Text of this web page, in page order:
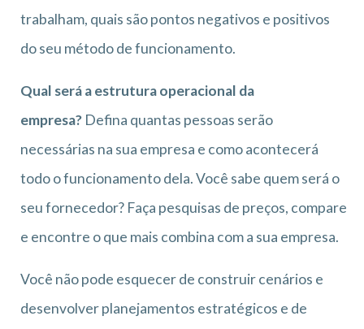
trabalham, quais são pontos negativos e positivos
do seu método de funcionamento.
Qual será a estrutura operacional da
empresa? Defina quantas pessoas serão
necessárias na sua empresa e como acontecerá
todo o funcionamento dela. Você sabe quem será o
seu fornecedor? Faça pesquisas de preços, compare
e encontre o que mais combina com a sua empresa.
Você não pode esquecer de construir cenários e
desenvolver planejamentos estratégicos e de